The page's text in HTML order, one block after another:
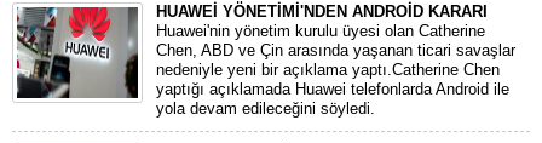
HUAWEİ YÖNETİMİ'NDEN ANDROİD KARARI
Huawei'nin yönetim kurulu üyesi olan Catherine
Chen, ABD ve Çin arasında yaşanan ticari savaşlar
nedeniyle yeni bir açıklama yaptı.Catherine Chen
yaptığı açıklamada Huawei telefonlarda Android ile
yola devam edileceğini söyledi.